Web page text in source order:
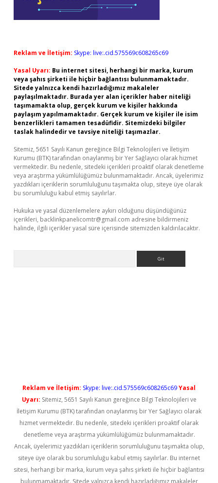
Reklam ve İletişim: Skype: live:.cid.575569c608265c69
Yasal Uyarı: Bu internet sitesi, herhangi bir marka, kurum
veya şahıs şirketi ile hiçbir bağlantısı bulunmamaktadır.
Sitede yalnızca kendi hazırladığımız makaleler
paylaşılmaktadır. Burada yer alan içerikler haber niteliği
taşımamakta olup, gerçek kurum ve kişiler hakkında
paylaşım yapılmamaktadır. Gerçek kurum ve kişiler ile isim
benzerlikleri tamamen tesadüfidir. Sitemizdeki bilgiler
taslak halindedir ve tavsiye niteliği taşımazlar.
Sitemiz, 5651 Sayılı Kanun gereğince Bilgi Teknolojileri ve İletişim
Kurumu (BTK) tarafından onaylanmış bir Yer Sağlayıcı olarak hizmet
vermektedir. Bu nedenle, sitedeki içerikleri proaktif olarak denetleme
veya araştırma yükümlülüğümüz bulunmamaktadır. Ancak, üyelerimiz
yazdıkları içeriklerin sorumluluğunu taşımakta olup, siteye üye olarak
bu sorumluluğu kabul etmiş sayılırlar.
Hukuka ve yasal düzenlemelere aykırı olduğunu düşündüğünüz
içerikleri, backlinkpanelicomtr@gmail.com adresine bildirmeniz
halinde, ilgili içerikler yasal süre içerisinde sitemizden kaldırılacaktır.
Reklam ve İletişim: Skype: live:.cid.575569c608265c69Yasal
Uyarı: Sitemiz, 5651 Sayılı Kanun gereğince Bilgi Teknolojileri ve
İletişim Kurumu (BTK) tarafından onaylanmış bir Yer Sağlayıcı olarak
hizmet vermektedir. Bu nedenle, sitedeki içerikleri proaktif olarak
denetleme veya araştırma yükümlülüğümüz bulunmamaktadır.
Ancak, üyelerimiz yazdıkları içeriklerin sorumluluğunu taşımakta olup,
siteye üye olarak bu sorumluluğu kabul etmiş sayılırlar. Bu internet
sitesi, herhangi bir marka, kurum veya şahıs şirketi ile hiçbir bağlantısı
bulunmamaktadır. Sitede yalnızca kendi hazırladığımız makaleler